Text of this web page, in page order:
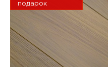
подарок